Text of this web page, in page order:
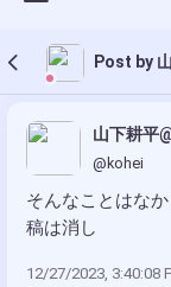
Post by
山下耕平
@kohei
そんなことはな
稿は消し
12/27/2023, 3:40:08